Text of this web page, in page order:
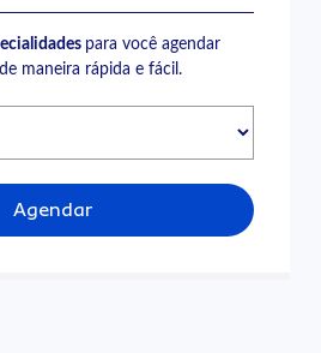
para você agendar
maneira rápida e fácil.
Agendar